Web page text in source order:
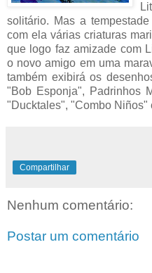
solitário. Mas a
com ela várias criaturas
que logo faz amizade com
o novo amigo em uma
também exibirá os
"Bob Esponja", Padrinhos
"Ducktales", "Combo Niños"
Compartilhar
Nenhum comentário:
Postar um comentário